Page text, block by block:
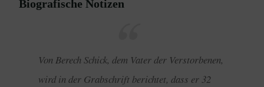
Biografische Notizen
Von Berech Schick, dem Vater der Verstorbenen,
wird in der Grabschrift berichtet, dass er 32